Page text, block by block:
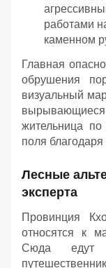
работами
каменном
Главная
обрушения
визуальный
вырывающиеся
жительница
поля благодаря
Лесные
эксперта
Провинция
относятся к
Сюда едут